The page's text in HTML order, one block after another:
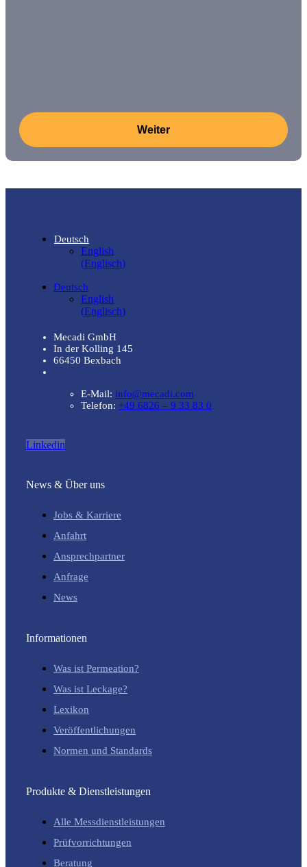
Deutsch
English
(Englisch)
Deutsch
English
(Englisch)
Mecadi GmbH
In der Kolling 145
66450 Bexbach
E-Mail: info@mecadi.com
Telefon: +49 6826 – 9 33 83 0
Linkedin
News & Über uns
Jobs & Karriere
Anfahrt
Ansprechpartner
Anfrage
News
Informationen
Was ist Permeation?
Was ist Leckage?
Lexikon
Veröffentlichungen
Normen und Standards
Produkte & Dienstleistungen
Alle Messdienstleistungen
Prüfvorrichtungen
Beratung